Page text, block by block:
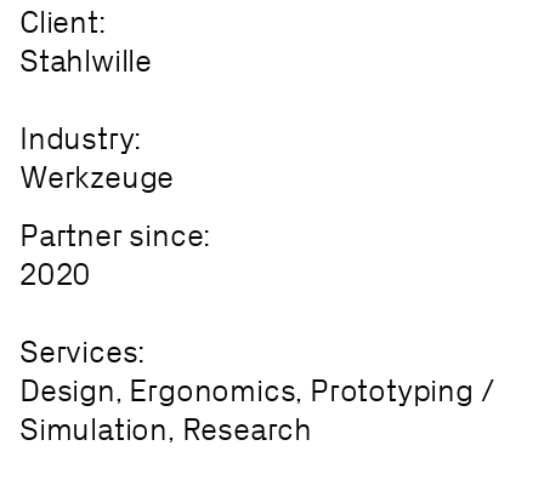
Client:
Stahlwille
Industry:
Werkzeuge
Partner since:
2020
Services:
Design, Ergonomics, Prototyping /
Simulation, Research